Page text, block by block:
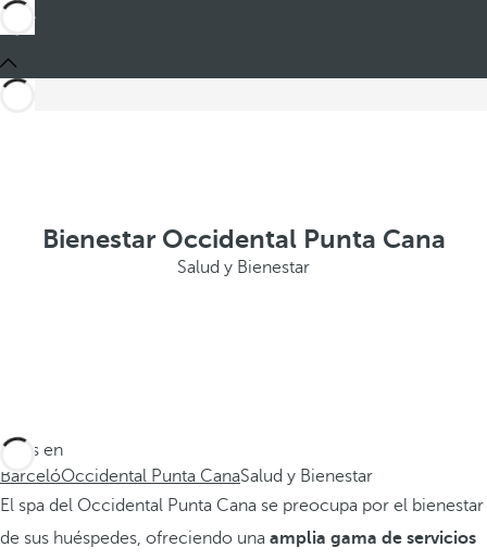
Bienestar Occidental Punta Cana
Salud y Bienestar
Estás en
BarcelóOccidental Punta CanaSalud y Bienestar
El spa del Occidental Punta Cana se preocupa por el bienestar
de sus huéspedes, ofreciendo una amplia gama de servicios